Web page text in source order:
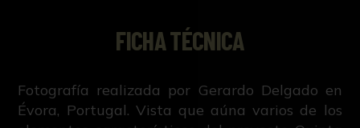
FICHA TÉCNICA
Fotografía realizada por Gerardo Delgado en
Évora, Portugal. Vista que aúna varios de los